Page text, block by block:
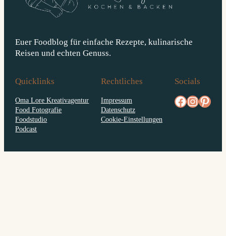
Euer Foodblog für einfache Rezepte, kulinarische
Reisen und echten Genuss.
Quicklinks
Oma Lore Kreativagentur
Food Fotografie
Foodstudio
Podcast
Rechtliches
Impressum
Datenschutz
Cookie-Einstellungen
Socials
facebook.com/diejungskochenundbacken Instagrampinterest.com/diejungs